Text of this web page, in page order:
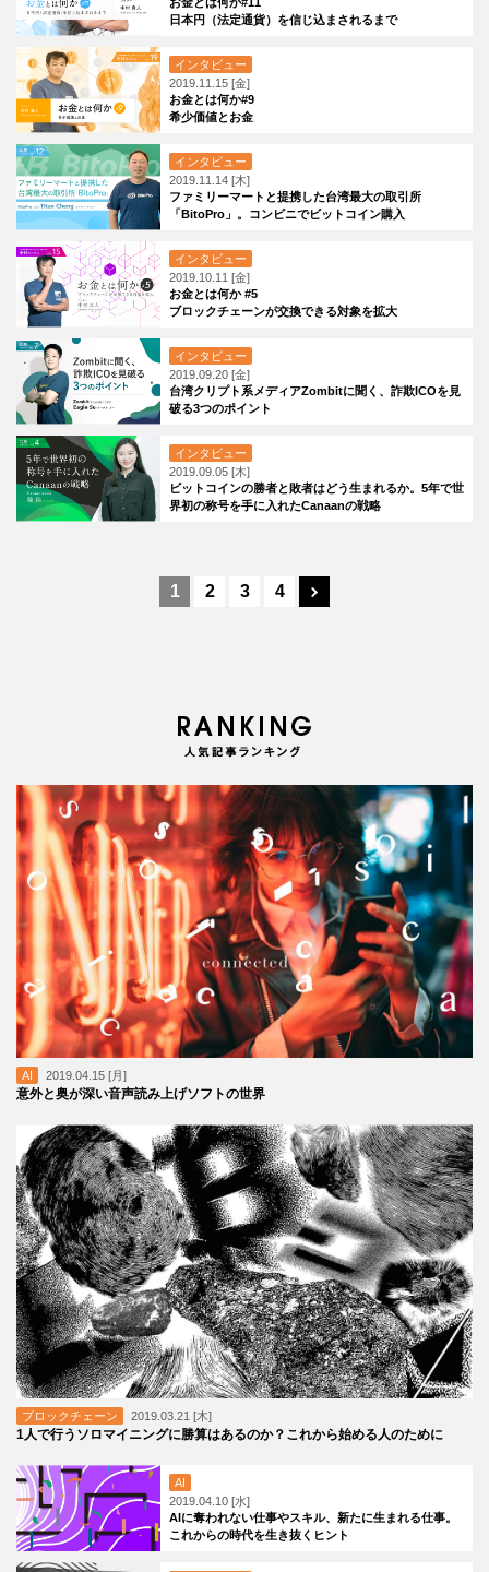
日本円（法定通貨）を信じ込まされるまで
インタビュー
2019.11.15 [金]
お金とは何か#9
希少価値とお金
インタビュー
2019.11.14 [木]
ファミリーマートと提携した台湾最大の取引所
「BitoPro」。コンビニでビットコイン購入
インタビュー
2019.10.11 [金]
お金とは何か #5
ブロックチェーンが交換できる対象を拡大
インタビュー
2019.09.20 [金]
台湾クリプト系メディアZombitに聞く、詐欺ICOを見
破る3つのポイント
インタビュー
2019.09.05 [木]
ビットコインの勝者と敗者はどう生まれるか。5年で世
界初の称号を手に入れたCanaanの戦略
1 2 3 4
AI 2019.04.15 [月]
意外と奥が深い音声読み上げソフトの世界
ブロックチェーン 2019.03.21 [木]
1人で行うソロマイニングに勝算はあるのか？これから始める人のために
AI
2019.04.10 [水]
AIに奪われない仕事やスキル、新たに生まれる仕事。
これからの時代を生き抜くヒント